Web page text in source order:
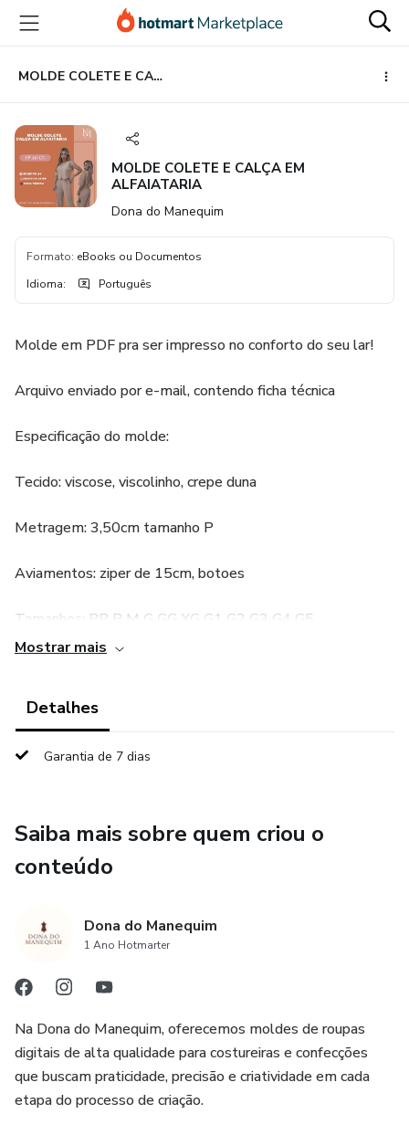
para
conteúdo
principal
para
pagamento
para
rodapé
MOLDE COLETE E CALÇA EM ALFAIATARIA
MOLDE COLETE E CALÇA EM
ALFAIATARIA
Dona do Manequim
Formato: eBooks ou Documentos
Idioma: Português
Molde em PDF pra ser impresso no conforto do seu lar!
Arquivo enviado por e-mail, contendo ficha técnica
Especificação do molde:
Tecido: viscose, viscolinho, crepe duna
Metragem: 3,50cm tamanho P
Aviamentos: ziper de 15cm, botoes
Tamanhos: PP P M G GG XG G1 G2 G3 G4 G5
cada/ braguilha e pertingal 1x cada
A calça ncom cos duplo, fechamento com ziper e braguila
na frente e botão na parte de cima,
de bainha
Mostrar mais
Detalhes
Garantia de 7 dias
Saiba mais sobre quem criou o
conteúdo
Dona do Manequim
1 Ano Hotmarter
Na Dona do Manequim, oferecemos moldes de roupas
digitais de alta qualidade para costureiras e confecções
que buscam praticidade, precisão e criatividade em cada
etapa do processo de criação.